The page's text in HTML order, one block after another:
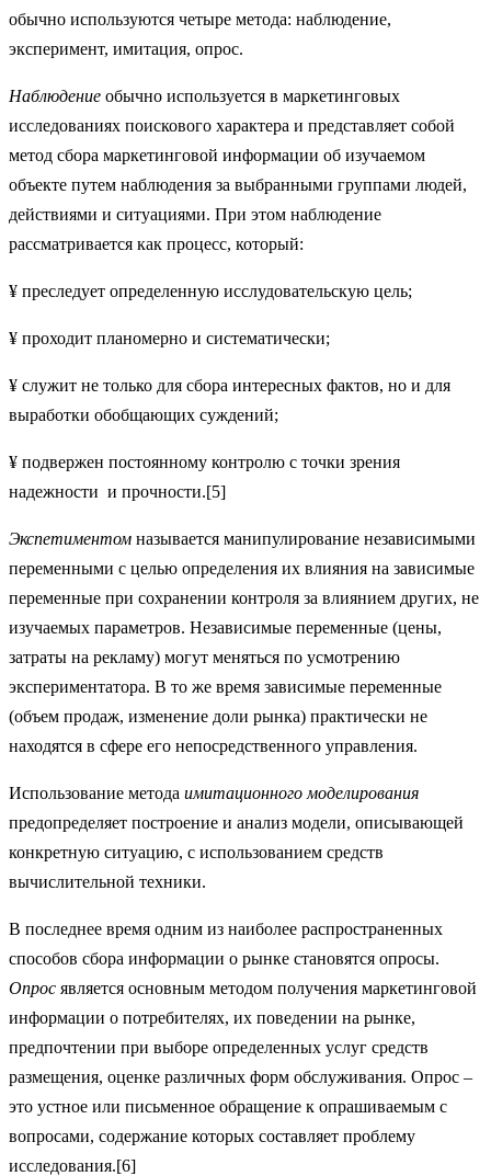
обычно используются четыре метода: наблюдение,
эксперимент, имитация, опрос.
Наблюдение обычно используется в маркетинговых
исследованиях поискового характера и представляет собой
метод сбора маркетинговой информации об изучаемом
объекте путем наблюдения за выбранными группами людей,
действиями и ситуациями. При этом наблюдение
рассматривается как процесс, который:
¥ преследует определенную исслудовательскую цель;
¥ проходит планомерно и систематически;
¥ служит не только для сбора интересных фактов, но и для
выработки обобщающих суждений;
¥ подвержен постоянному контролю с точки зрения
надежности и прочности.[5]
Экспетиментом называется манипулирование независимыми
переменными с целью определения их влияния на зависимые
переменные при сохранении контроля за влиянием других, не
изучаемых параметров. Независимые переменные (цены,
затраты на рекламу) могут меняться по усмотрению
экспериментатора. В то же время зависимые переменные
(объем продаж, изменение доли рынка) практически не
находятся в сфере его непосредственного управления.
Использование метода имитационного моделирования
предопределяет построение и анализ модели, описывающей
конкретную ситуацию, с использованием средств
вычислительной техники.
В последнее время одним из наиболее распространенных
способов сбора информации о рынке становятся опросы.
Опрос является основным методом получения маркетинговой
информации о потребителях, их поведении на рынке,
предпочтении при выборе определенных услуг средств
размещения, оценке различных форм обслуживания. Опрос –
это устное или письменное обращение к опрашиваемым с
вопросами, содержание которых составляет проблему
исследования.[6]